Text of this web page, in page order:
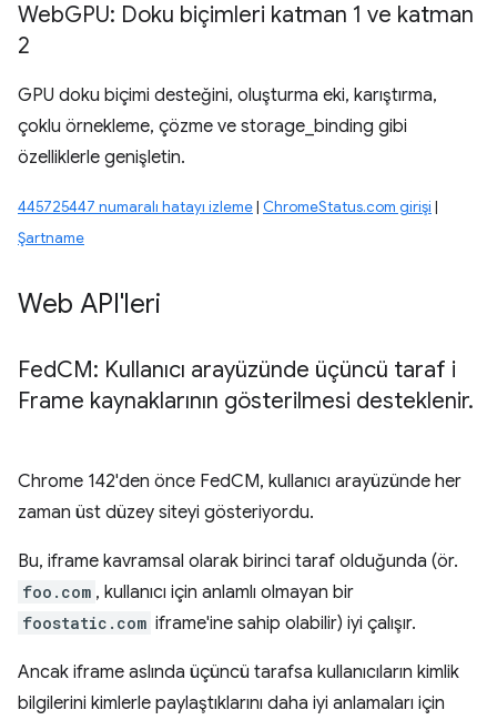
WebGPU: Doku biçimleri katman 1 ve katman
2
GPU doku biçimi desteğini, oluşturma eki, karıştırma,
çoklu örnekleme, çözme ve storage_binding gibi
özelliklerle genişletin.
445725447 numaralı hatayı izleme| ChromeStatus.com girişi |
Şartname
Web API'leri
FedCM: Kullanıcı arayüzünde üçüncü taraf i
Frame kaynaklarının gösterilmesi desteklenir.
Chrome 142'den önce FedCM, kullanıcı arayüzünde her
zaman üst düzey siteyi gösteriyordu.
Bu, iframe kavramsal olarak birinci taraf olduğunda (ör.
foo.com , kullanıcı için anlamlı olmayan bir
foostatic.com iframe'ine sahip olabilir) iyi çalışır.
Ancak iframe aslında üçüncü tarafsa kullanıcıların kimlik
bilgilerini kimlerle paylaştıklarını daha iyi anlamaları için